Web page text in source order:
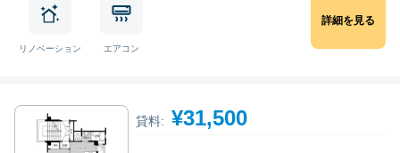
リノベーション エアコン
詳細を見る
貸料: ¥31,500